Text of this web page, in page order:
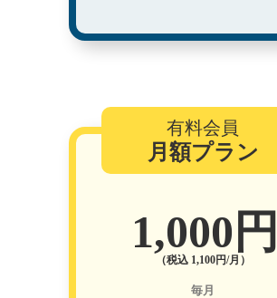
有料会員
月額プラン
1,000円
（税込 1,100円/月）
毎月